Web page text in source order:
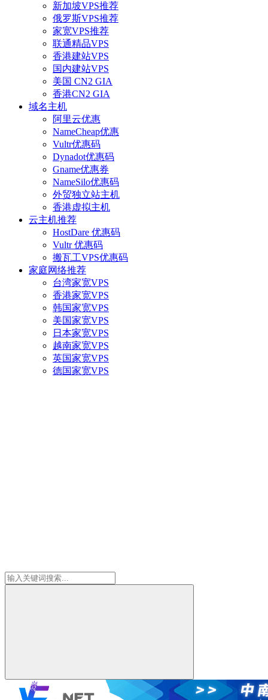
新加坡VPS推荐
俄罗斯VPS推荐
家宽VPS推荐
联通精品VPS
香港建站VPS
国内建站VPS
美国 CN2 GIA
香港CN2 GIA
域名主机
阿里云优惠
NameCheap优惠
Vultr优惠码
Dynadot优惠码
Gname优惠券
NameSilo优惠码
外贸独立站主机
香港虚拟主机
云主机推荐
HostDare 优惠码
Vultr 优惠码
搬瓦工VPS优惠码
家庭网络推荐
台湾家宽VPS
香港家宽VPS
韩国家宽VPS
美国家宽VPS
日本家宽VPS
越南家宽VPS
英国家宽VPS
德国家宽VPS